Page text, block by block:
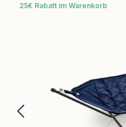
25€ Rabatt im Warenkorb